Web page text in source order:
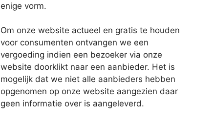
enige vorm.
Om onze website actueel en gratis te houden
voor consumenten ontvangen we een
vergoeding indien een bezoeker via onze
website doorklikt naar een aanbieder. Het is
mogelijk dat we niet alle aanbieders hebben
opgenomen op onze website aangezien daar
geen informatie over is aangeleverd.